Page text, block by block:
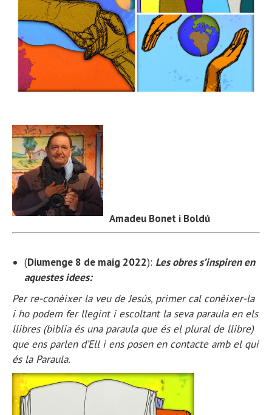
Amadeu Bonet i Boldú
(Diumenge 8 de maig 2022): Les obres s’inspiren en
aquestes idees:
Per re-conèixer la veu de Jesús, primer cal conèixer-la
i ho podem fer llegint i escoltant la seva paraula en els
llibres (biblia és una paraula que és el plural de llibre)
que ens parlen d’Ell i ens posen en contacte amb el qui
és la Paraula.